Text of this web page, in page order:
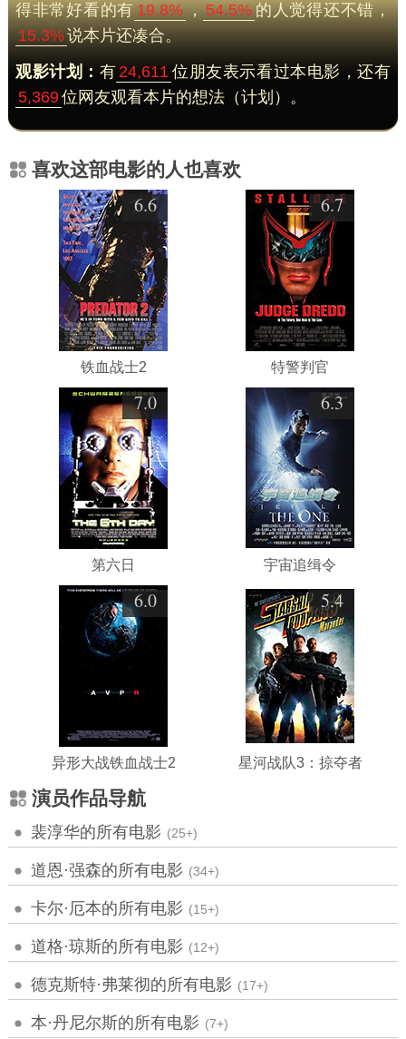
得非常好看的有19.8%，54.5%的人觉得还不错，
15.3%说本片还凑合。
观影计划： 有 24,611 位朋友表示看过本电影，还有
5,369位网友观看本片的想法（计划）。
喜欢这部电影的人也喜欢
6.6
铁血战士2
6.7
特警判官
7.0
第六日
6.3
宇宙追缉令
6.0
异形大战铁血战士2
5.4
星河战队3：掠夺者
演员作品导航
裴淳华的所有电影 (25+)
道恩·强森的所有电影 (34+)
卡尔·厄本的所有电影 (15+)
道格·琼斯的所有电影 (12+)
德克斯特·弗莱彻的所有电影 (17+)
本·丹尼尔斯的所有电影 (7+)